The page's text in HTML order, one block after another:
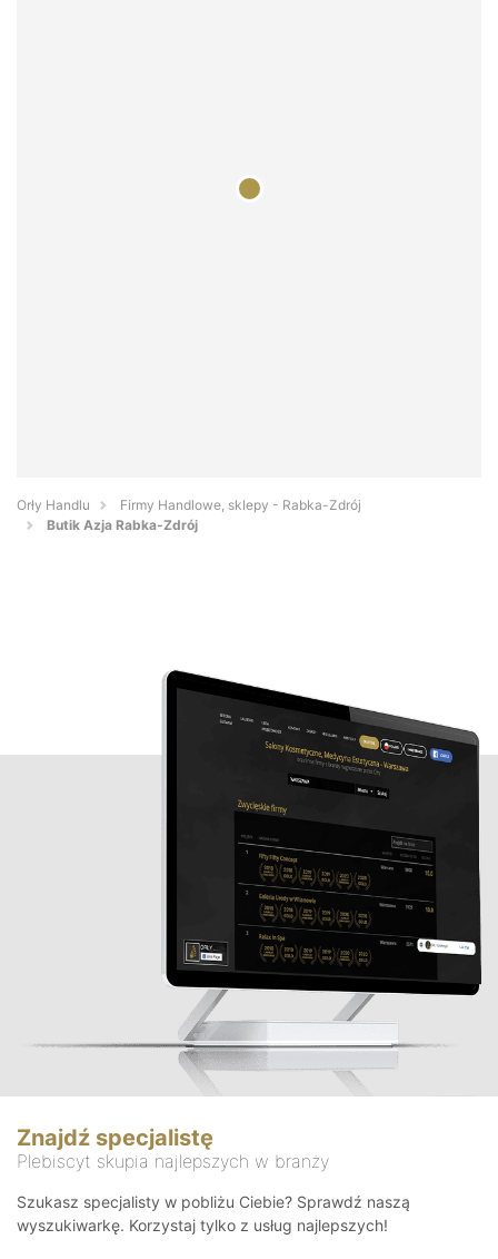
Orły Handlu
Firmy Handlowe, sklepy - Rabka-Zdrój
Butik Azja Rabka-Zdrój
Znajdź specjalistę
Plebiscyt skupia najlepszych w branży
Szukasz specjalisty w pobliżu Ciebie? Sprawdź naszą
wyszukiwarkę. Korzystaj tylko z usług najlepszych!